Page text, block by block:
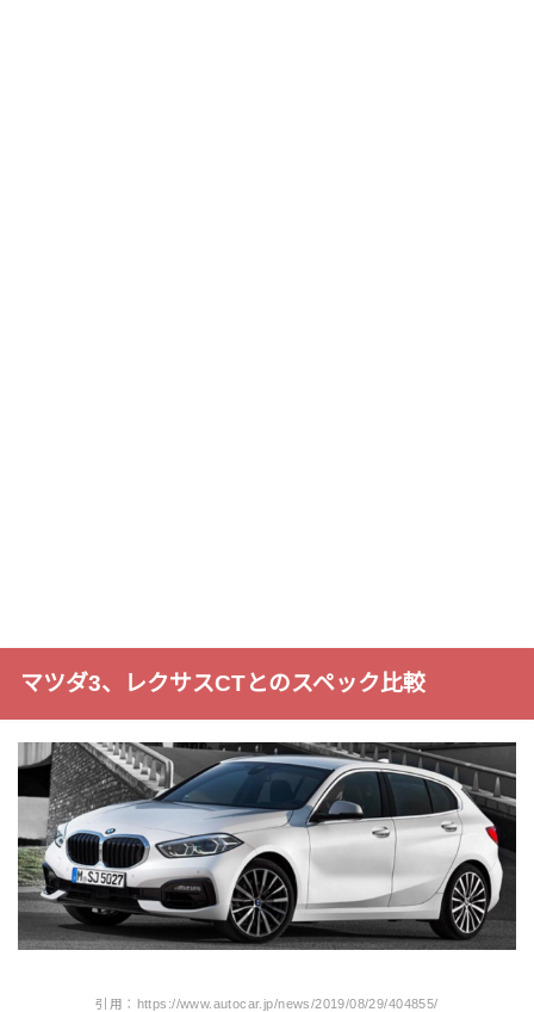
マツダ3、レクサスCTとのスペック比較
引用：https://www.autocar.jp/news/2019/08/29/404855/